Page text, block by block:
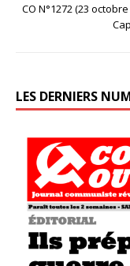
CO N°1272 (23
LES DERNIERS